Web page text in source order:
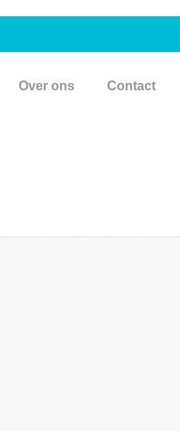
Over ons Contact